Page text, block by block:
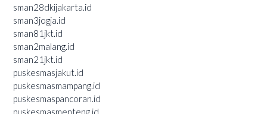
sman28dkijakarta.id
sman3jogja.id
sman81jkt.id
sman2malang.id
sman21jkt.id
puskesmasjakut.id
puskesmasmampang.id
puskesmaspancoran.id
puskesmasmenteng.id